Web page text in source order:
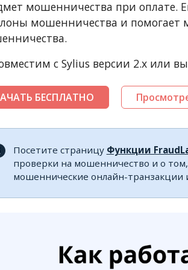
мошенничества при оплате.
мошенничества и помогает
с Sylius версии 2.x или
БЕСПЛАТНО
Посетите страницу Функции
проверки на мошенничество и о
мошеннические онлайн-транзакции